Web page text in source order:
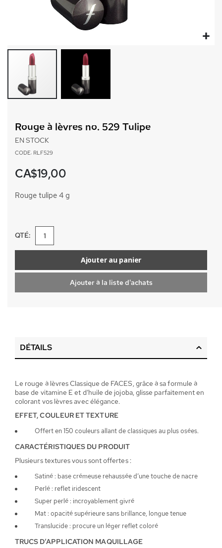
début
d’images
Rouge à lèvres no. 529 Tulipe
EN STOCK
CODE: RLF529
CA$19,00
Rouge tulipe 4 g
QTÉ:
Ajouter au panier
Ajouter à la liste d'achats
DÉTAILS
Le rouge à lèvres Classique de FACES, grâce à sa formule à
base de vitamine E et d’huile de jojoba, glisse parfaitement en
colorant vos lèvres avec élégance.
EFFET, COULEUR ET TEXTURE
Offert en 150 couleurs allant de classiques au plus osées.
CARACTÉRISTIQUES DU PRODUIT
Plusieurs textures vous sont offertes :
Satiné : base crémeuse rehaussée d’une touche de nacre
Perlé : reflet iridescent
Super perlé : incroyablement givré
Mat : opacité supérieure sans brillance, longue tenue
Translucide : procure un léger reflet coloré
TRUCS D’APPLICATION MAQUILLAGE